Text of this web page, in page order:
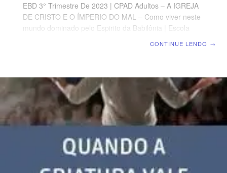
EBD 3° Trimestre De 2023 | CPAD Adultos – A IGREJA
DE CRISTO E O ÍMPERIO DO MAL – Como viver neste
mundo dominado pelo Espirito da Babilônia | Escola
concepção divina de Jesus Cristo sacraliza a vida no
ventre materno e se opõe à cultura morta, infantil
intrauterina do presente século. LEITURA DIÁRIA
Segunda –
CONTINUE LENDO →